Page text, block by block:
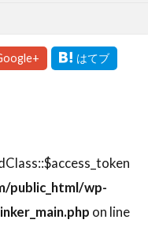
public_html/wp-
on line